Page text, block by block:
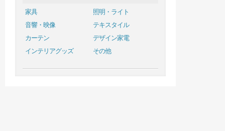
家具
照明・ライト
音響・映像
テキスタイル
カーテン
デザイン家電
インテリアグッズ
その他